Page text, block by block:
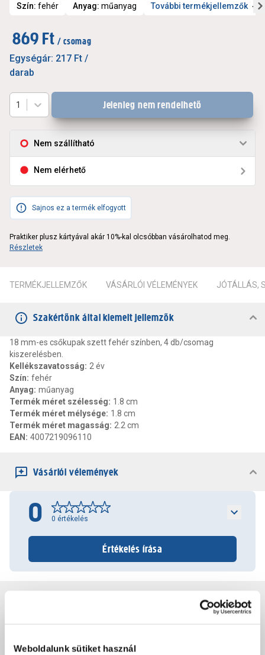
Weboldalunk sütiket használ
Szín: fehér Anyag: műanyag További termékjellemzők
869 Ft / csomag
Egységár: 217 Ft /
darab
Nem szállítható
Nem elérhető
1 Jelenleg nem rendelhető
Sajnos ez a termék elfogyott
Praktiker plusz kártyával akár 10%-kal olcsóbban vásárolhatod meg.
Részletek
TERMÉKJELLEMZŐK VÁSÁRLÓI VÉLEMÉNYEK JÓTÁLLÁS,
Szakértőnk által kiemelt jellemzők
18 mm-es csőkupak szett fehér színben, 4 db/csomag
kiszerelésben.
Kellékszavatosság: 2 év
Szín: fehér
Anyag: műanyag
Termék méret szélesség: 1.8 cm
Termék méret mélysége: 1.8 cm
Termék méret magasság: 2.2 cm
EAN : 4007219096110
Vásárlói vélemények
0 0 értékelés
Értékelés írása